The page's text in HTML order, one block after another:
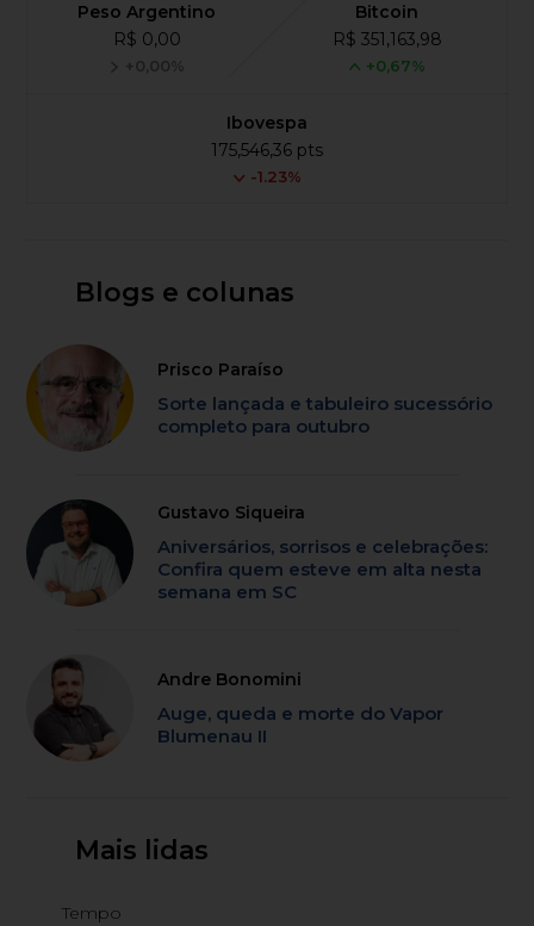
Peso Argentino
R$ 0,00
+0,00%
Bitcoin
R$ 351,163,98
+0,67%
Ibovespa
175,546,36 pts
-1.23%
Blogs e colunas
Prisco Paraíso
Sorte lançada e tabuleiro sucessório
completo para outubro
Gustavo Siqueira
Aniversários, sorrisos e celebrações:
Confira quem esteve em alta nesta
semana em SC
Andre Bonomini
Auge, queda e morte do Vapor
Blumenau II
Mais lidas
Tempo